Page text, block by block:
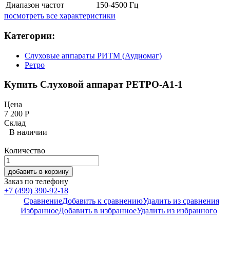
Диапазон частот
150-4500 Гц
посмотреть все характеристики
Категории:
Слуховые аппараты РИТМ (Аудиомаг)
Ретро
Купить Слуховой аппарат РЕТРО-А1-1
Цена
7 200 Р
Склад
В наличии
Количество
добавить в корзину
Заказ по телефону
+7 (499) 390-92-18
СравнениеДобавить к сравнениюУдалить из сравнения
ИзбранноеДобавить в избранноеУдалить из избранного